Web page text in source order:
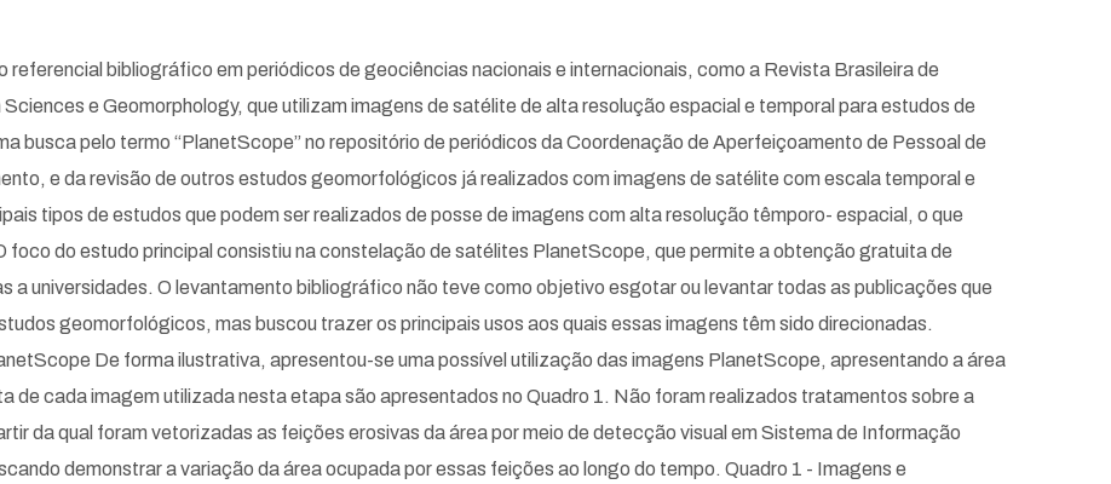
referencial bibliográfico em periódicos de geociências nacionais e internacionais, como a Revista Brasileira de
e Geomorphology, que utilizam imagens de satélite de alta resolução espacial e temporal para estudos de
busca pelo termo “PlanetScope” no repositório de periódicos da Coordenação de Aperfeiçoamento de Pessoal de
e da revisão de outros estudos geomorfológicos já realizados com imagens de satélite com escala temporal e
tipos de estudos que podem ser realizados de posse de imagens com alta resolução têmporo- espacial, o que
do estudo principal consistiu na constelação de satélites PlanetScope, que permite a obtenção gratuita de
a universidades. O levantamento bibliográfico não teve como objetivo esgotar ou levantar todas as publicações que
geomorfológicos, mas buscou trazer os principais usos aos quais essas imagens têm sido direcionadas.
De forma ilustrativa, apresentou-se uma possível utilização das imagens PlanetScope, apresentando a área
de cada imagem utilizada nesta etapa são apresentados no Quadro 1. Não foram realizados tratamentos sobre a
da qual foram vetorizadas as feições erosivas da área por meio de detecção visual em Sistema de Informação
demonstrar a variação da área ocupada por essas feições ao longo do tempo. Quadro 1 - Imagens e